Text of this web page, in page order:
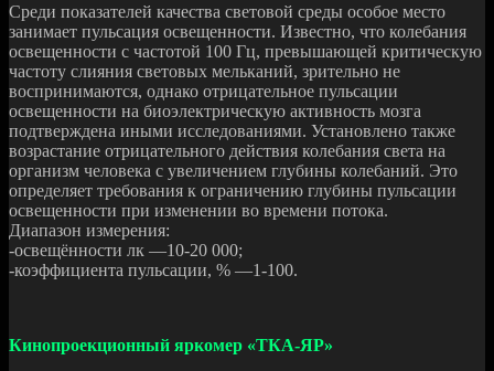
Среди показателей качества световой среды особое место
занимает пульсация освещенности. Известно, что колебания
освещенности с частотой 100 Гц, превышающей критическую
частоту слияния световых мельканий, зрительно не
воспринимаются, однако отрицательное пульсации
освещенности на биоэлектрическую активность мозга
подтверждена иными исследованиями. Установлено также
возрастание отрицательного действия колебания света на
организм человека с увеличением глубины колебаний. Это
определяет требования к ограничению глубины пульсации
освещенности при изменении во времени потока.
Диапазон измерения:
-освещённости лк —10-20 000;
-коэффициента пульсации, % —1-100.
Кинопроекционный яркомер «ТКА-ЯР»